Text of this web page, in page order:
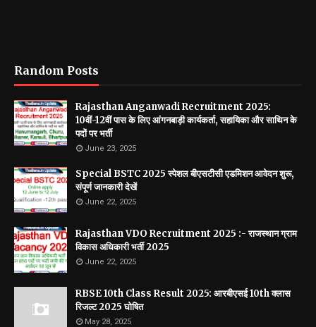
Random Posts
Rajasthan Anganwadi Recruitment 2025:
10वीं-12वीं पास के लिए आंगनबाड़ी कार्यकर्ता, सहायिका और साथिन के
पदों पर भर्ती
June 23, 2025
Special BSTC 2025 स्पेशल बीएसटीसी एडमिशन आवेदन शुरू,
संपूर्ण जानकारी देखें
June 22, 2025
Rajasthan VDO Recruitment 2025 :- राजस्थान ग्राम
विकास अधिकारी भर्ती 2025
June 22, 2025
RBSE 10th Class Result 2025: आरबीएसई 10th क्लास
रिजल्ट 2025 घोषित
May 28, 2025